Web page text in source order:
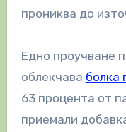
прониква до
Едно проучване
облекчава болка
63 процента от
приемали